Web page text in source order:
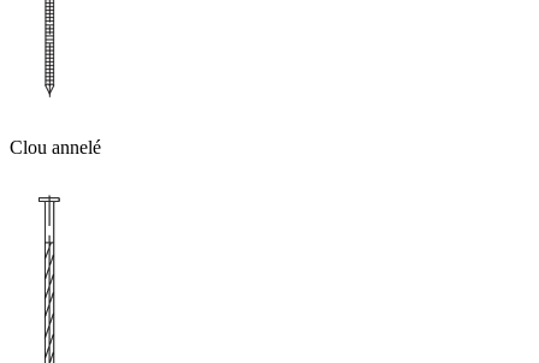
Clou annelé